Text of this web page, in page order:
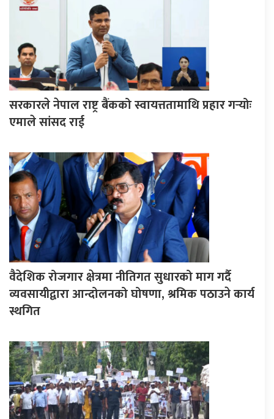
सरकारले नेपाल राष्ट्र बैंकको स्वायत्ततामाथि प्रहार गर्‍योः
एमाले सांसद राई
वैदेशिक रोजगार क्षेत्रमा नीतिगत सुधारको माग गर्दै
व्यवसायीद्वारा आन्दोलनको घोषणा, श्रमिक पठाउने कार्य
स्थगित